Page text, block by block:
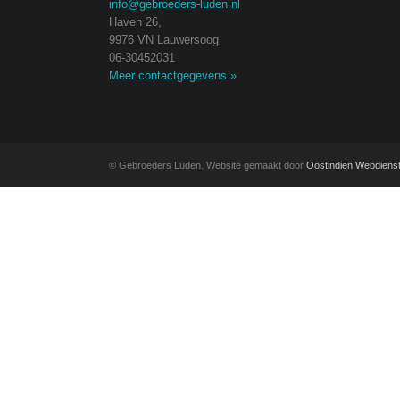
info@gebroeders-luden.nl
Haven 26,
9976 VN Lauwersoog
06-30452031
Meer contactgegevens »
© Gebroeders Luden. Website gemaakt door Oostindiën